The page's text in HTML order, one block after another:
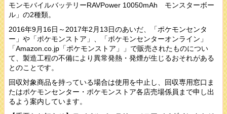
モンモバイルバッテリーRAVPower 10050mAh モンスターボー
ル」の2種類。
2016年9月16日～2017年2月13日のあいだ、「ポケモンセンタ
ー」や「ポケモンストア」、「ポケモンセンターオンライン」
「Amazon.co.jp「ポケモンストア」」で販売されたものについ
て、製造工程の不備により異常発熱・発煙が生じるおそれがある
とのことです。
回収対象商品を持っている場合は使用を中止し、回収専用窓口ま
たはポケモンセンター・ポケモンストア各店売場係員まで申し出
るよう案内しています。